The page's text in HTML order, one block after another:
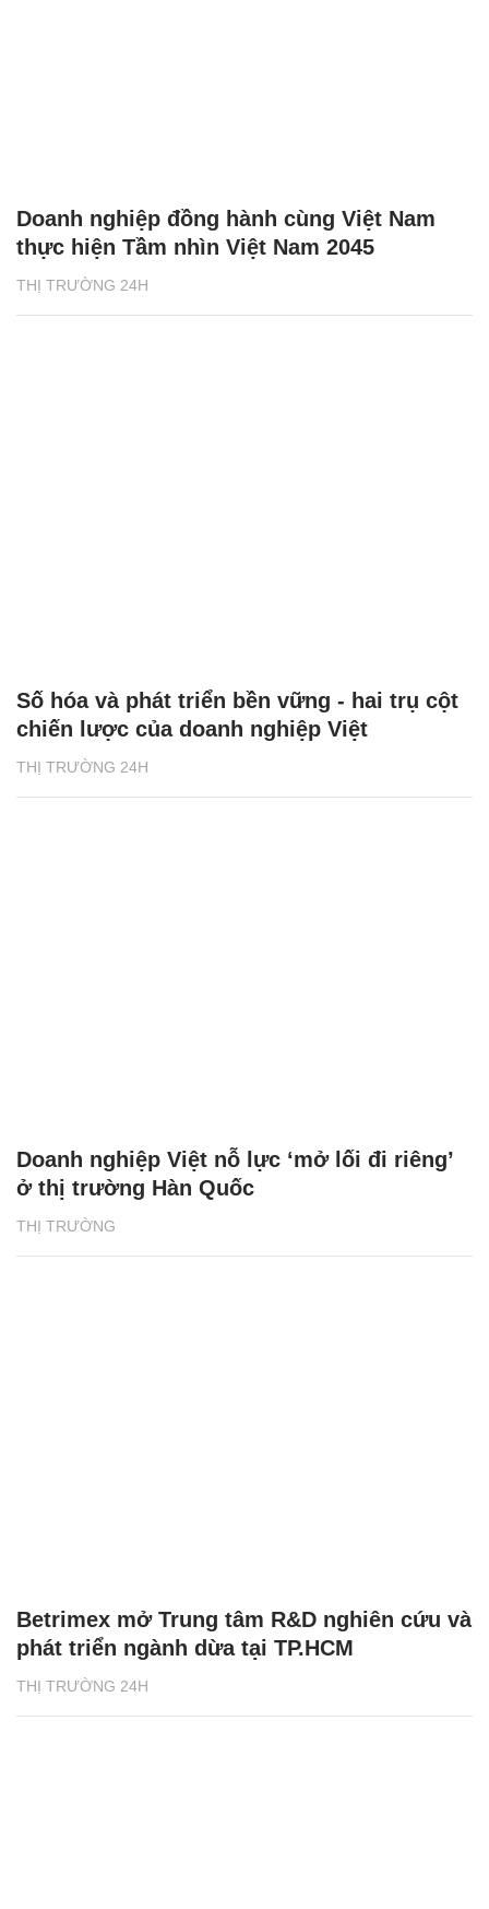
THỊ TRƯỜNG 24H
Doanh nghiệp đồng hành cùng Việt Nam
thực hiện Tầm nhìn Việt Nam 2045
THỊ TRƯỜNG 24H
Số hóa và phát triển bền vững - hai trụ cột
chiến lược của doanh nghiệp Việt
THỊ TRƯỜNG
Doanh nghiệp Việt nỗ lực ‘mở lối đi riêng’
ở thị trường Hàn Quốc
THỊ TRƯỜNG 24H
Betrimex mở Trung tâm R&D nghiên cứu và
phát triển ngành dừa tại TP.HCM